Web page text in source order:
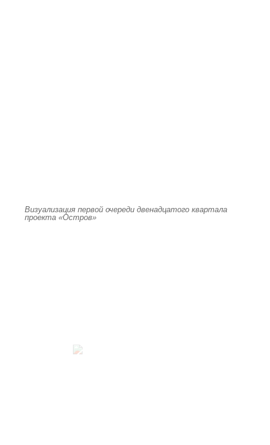
Визуализация первой очереди двенадцатого квартала
проекта «Остров»